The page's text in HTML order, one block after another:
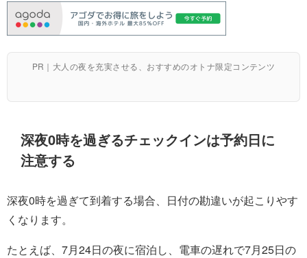
PR｜大人の夜を充実させる、おすすめのオトナ限定コンテンツ
深夜0時を過ぎるチェックインは予約日に
注意する
深夜0時を過ぎて到着する場合、日付の勘違いが起こりやす
くなります。
たとえば、7月24日の夜に宿泊し、電車の遅れで7月25日の